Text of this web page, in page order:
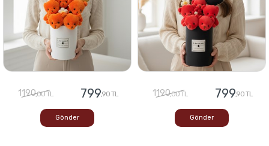
1190,00 TL 799,90 TL
Gönder
1190,00 TL 799,90 TL
Gönder